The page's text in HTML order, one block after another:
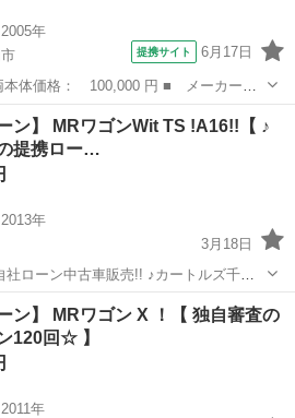
2005年
提携サイト 6月17日
ワゴン ■ グレード名： Ｍエディ
Ｖ／キーレス／コーナーセンサー／電
】 MRワゴンWit TS !A16!!【 ♪
提携ロー…
2013年
3月18日
ローン中古車販売!! ♪カートルズ千葉
葉店...
ゴン カートルズ
ン】 MRワゴン X ！【 独自審査の
120回☆ 】
2011年